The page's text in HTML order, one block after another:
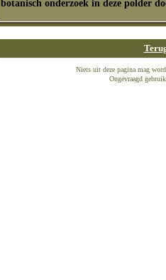
botanisch onderzoek in deze polder
Niets uit deze pagina mag
Ongevraagd